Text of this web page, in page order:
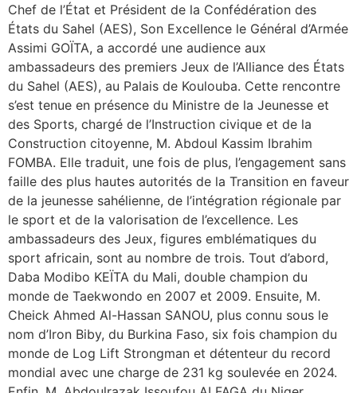
Chef de l’État et Président de la Confédération des
États du Sahel (AES), Son Excellence le Général d’Armée
Assimi GOÏTA, a accordé une audience aux
ambassadeurs des premiers Jeux de l’Alliance des États
du Sahel (AES), au Palais de Koulouba. Cette rencontre
s’est tenue en présence du Ministre de la Jeunesse et
des Sports, chargé de l’Instruction civique et de la
Construction citoyenne, M. Abdoul Kassim Ibrahim
FOMBA. Elle traduit, une fois de plus, l’engagement sans
faille des plus hautes autorités de la Transition en faveur
de la jeunesse sahélienne, de l’intégration régionale par
le sport et de la valorisation de l’excellence. Les
ambassadeurs des Jeux, figures emblématiques du
sport africain, sont au nombre de trois. Tout d’abord,
Daba Modibo KEÏTA du Mali, double champion du
monde de Taekwondo en 2007 et 2009. Ensuite, M.
Cheick Ahmed Al-Hassan SANOU, plus connu sous le
nom d’Iron Biby, du Burkina Faso, six fois champion du
monde de Log Lift Strongman et détenteur du record
mondial avec une charge de 231 kg soulevée en 2024.